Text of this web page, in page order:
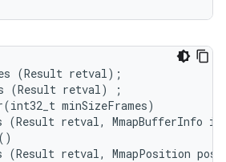
(Result retval);
(Result retval) ;
minSizeFrames)
(Result retval, MmapBufferInfo
(Result retval, MmapPosition